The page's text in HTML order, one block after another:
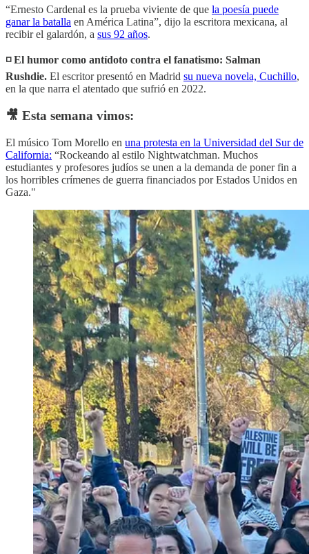
“Ernesto Cardenal es la prueba viviente de que la poesía puede
ganar la batalla en América Latina”, dijo la escritora mexicana, al
recibir el galardón, a sus 92 años.
◽️ El humor como antídoto contra el fanatismo: Salman
Rushdie. El escritor presentó en Madrid su nueva novela, Cuchillo,
en la que narra el atentado que sufrió en 2022.
🎥 Esta semana vimos:
El músico Tom Morello en una protesta en la Universidad del Sur de
California: “Rockeando al estilo Nightwatchman. Muchos
estudiantes y profesores judíos se unen a la demanda de poner fin a
los horribles crímenes de guerra financiados por Estados Unidos en
Gaza."